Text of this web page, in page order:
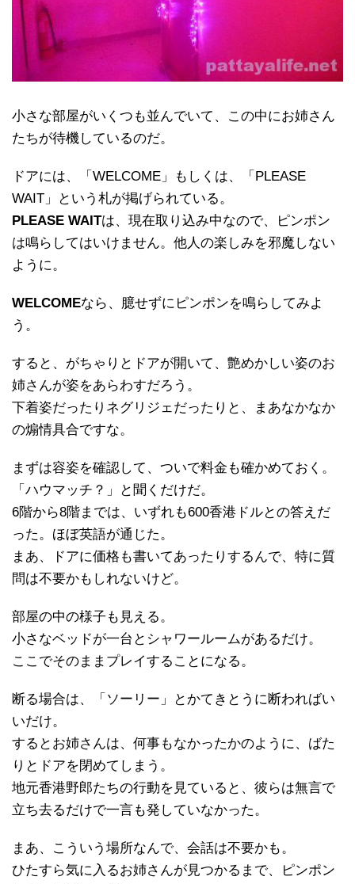
小さな部屋がいくつも並んでいて、この中にお姉さん
たちが待機しているのだ。
ドアには、「WELCOME」もしくは、「PLEASE
WAIT」という札が掲げられている。
PLEASE WAITは、現在取り込み中なので、ピンポン
は鳴らしてはいけません。他人の楽しみを邪魔しない
ように。
WELCOMEなら、臆せずにピンポンを鳴らしてみよ
う。
すると、がちゃりとドアが開いて、艶めかしい姿のお
姉さんが姿をあらわすだろう。
下着姿だったりネグリジェだったりと、まあなかなか
の煽情具合ですな。
まずは容姿を確認して、ついで料金も確かめておく。
「ハウマッチ？」と聞くだけだ。
6階から8階までは、いずれも600香港ドルとの答えだ
った。ほぼ英語が通じた。
まあ、ドアに価格も書いてあったりするんで、特に質
問は不要かもしれないけど。
部屋の中の様子も見える。
小さなベッドが一台とシャワールームがあるだけ。
ここでそのままプレイすることになる。
断る場合は、「ソーリー」とかてきとうに断わればい
いだけ。
するとお姉さんは、何事もなかったかのように、ばた
りとドアを閉めてしまう。
地元香港野郎たちの行動を見ていると、彼らは無言で
立ち去るだけで一言も発していなかった。
まあ、こういう場所なんで、会話は不要かも。
ひたすら気に入るお姉さんが見つかるまで、ピンポン